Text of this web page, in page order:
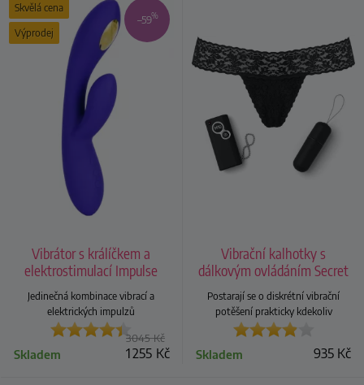
Skvělá cena
Výprodej
–59%
Vibrátor s králíčkem a
elektrostimulací Impulse
Dual Wand
Jedinečná kombinace vibrací a
elektrických impulzů
3 045Kč
1 255 Kč
Skladem
Vibrační kalhotky s
dálkovým ovládáním Secret
panty
Postarají se o diskrétní vibrační
potěšení prakticky kdekoliv
935 Kč
Skladem